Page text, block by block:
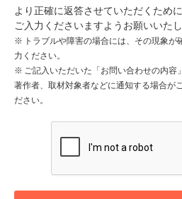
より正確に返答させていただくため
ご入力くださいますようお願いいたし
トラブルや障害の場合には、その現象
力ください。
ご記入いただいた「お問い合わせの内容
著作者、取材対象者などに通知する場合が
ださい。